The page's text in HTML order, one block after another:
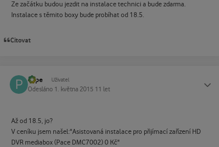
Ze začátku budou jezdit na instalace technici a bude zdarma.
Instalace s těmito boxy bude probíhat od 18.5.
Citovat
Pepe Uživatel
Odesláno 1. května 2015 11 let
Až od 18.5, jo?
V ceníku jsem našel:"Asistovaná instalace pro přijímací zařízení HD
DVR mediabox (Pace DMC7002) 0 Kč"